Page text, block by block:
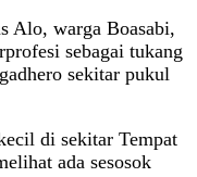
Alo, warga Boasabi,
sebagai tukang
sekitar pukul
di sekitar Tempat
ada sesosok